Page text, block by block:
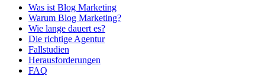
Was ist Blog Marketing
Warum Blog Marketing?
Wie lange dauert es?
Die richtige Agentur
Fallstudien
Herausforderungen
FAQ